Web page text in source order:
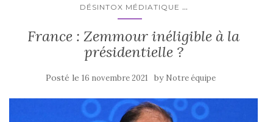
DÉSINTOX MÉDIATIQUE ...
France : Zemmour inéligible à la
présidentielle ?
Posté le 16 novembre 2021 by Notre équipe